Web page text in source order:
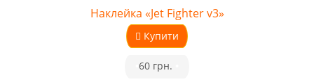
Наклейка «Jet Fighter v3»
Купити
60 грн.